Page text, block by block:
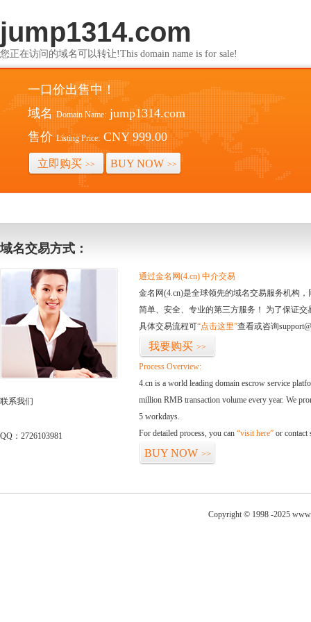
jump1314.com
您正在访问的域名可以转让!This domain name is for sale!
一口价出售中！
域名 Domain Name: jump1314.com
售价 Listing Price: CNY 999.00
立即购买 >> BUY NOW >>
域名交易方式：
联系我们
QQ：2726103981
通过金名网(4.cn) 中介交易
金名网(4.cn)是全球领先的域名交易服务机构
简单、安全、专业的第三方服务！ 为了保证
具体交易流程可“点击这里”查看或咨询
我要购买 >>
Process Overview:
4.cn is a world leading domain escrow service
million RMB transaction volume every year. We
5 workdays.
For detailed process, you can “visit here” or contact
BUY NOW >>
Copyright © 1998 -2025